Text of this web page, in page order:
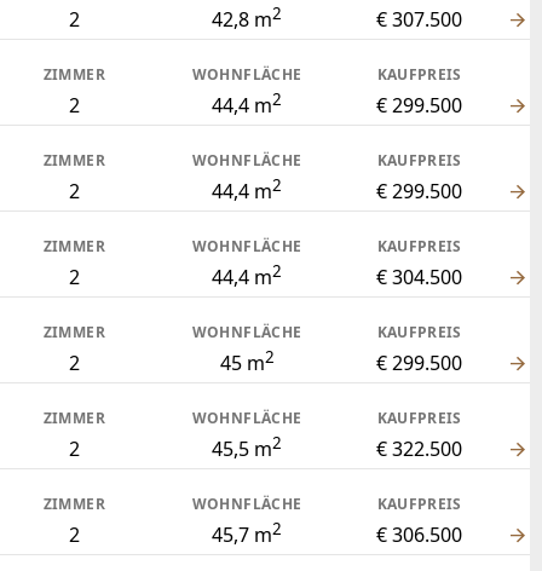
2 42,8 m2 € 307.500
ZIMMER
2
WOHNFLÄCHE
44,4 m2
KAUFPREIS
€ 299.500
ZIMMER
2
WOHNFLÄCHE
44,4 m2
KAUFPREIS
€ 299.500
ZIMMER
2
WOHNFLÄCHE
44,4 m2
KAUFPREIS
€ 304.500
ZIMMER
2
WOHNFLÄCHE
45 m2
KAUFPREIS
€ 299.500
ZIMMER
2
WOHNFLÄCHE
45,5 m2
KAUFPREIS
€ 322.500
ZIMMER
2
WOHNFLÄCHE
45,7 m2
KAUFPREIS
€ 306.500